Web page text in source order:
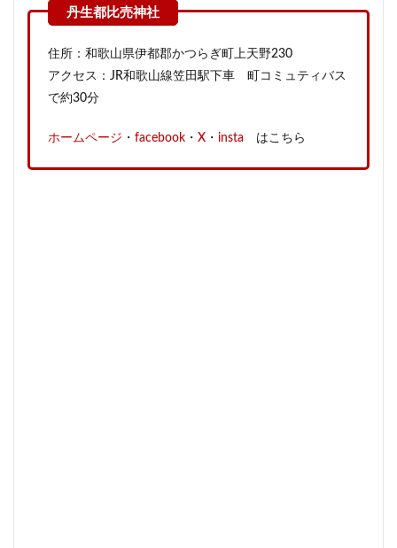
住所：和歌山県伊都郡かつらぎ町上天野230
アクセス：JR和歌山線笠田駅下車 町コミュティバス
で約30分
ホームページ ・ facebook ・ X ・ insta はこちら